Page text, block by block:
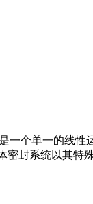
一个单一的线性
密封系统以其特